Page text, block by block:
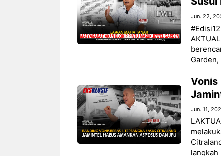
Jun. 22,
Vonis
Jun. 11,
langkah